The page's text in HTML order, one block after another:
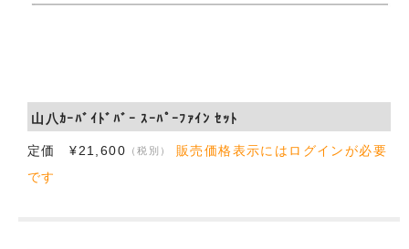
山八ｶｰﾊﾞｲﾄﾞﾊﾞｰ ｽｰﾊﾟｰﾌｧｲﾝ ｾｯﾄ
定価 ¥21,600 （税別）
販売価格表示にはログインが必要
です